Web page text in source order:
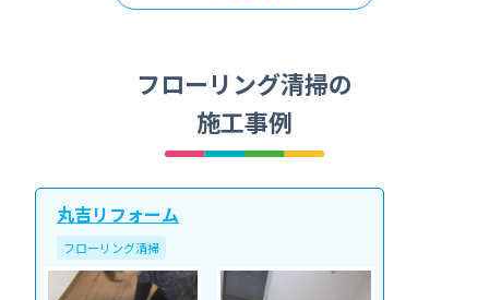
フローリング清掃の
施工事例
丸吉リフォーム
フローリング清掃